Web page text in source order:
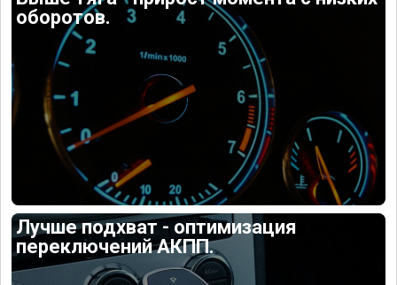
оборотов.
Лучше подхват - оптимизация
переключений АКПП.